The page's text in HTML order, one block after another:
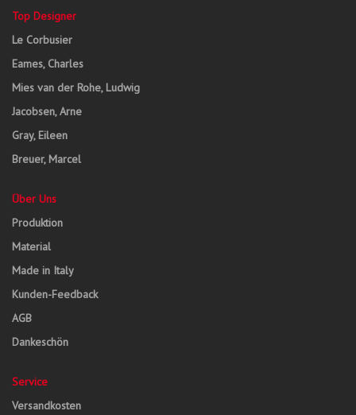
Top Designer
Le Corbusier
Eames, Charles
Mies van der Rohe, Ludwig
Jacobsen, Arne
Gray, Eileen
Breuer, Marcel
Über Uns
Produktion
Material
Made in Italy
Kunden-Feedback
AGB
Dankeschön
Service
Versandkosten